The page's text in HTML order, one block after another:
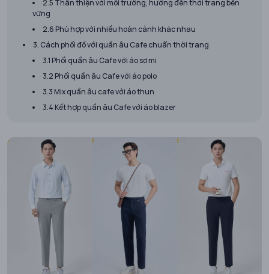
2.5 Thân thiện với môi trường, hướng đến thời trang bền
vững
2.6 Phù hợp với nhiều hoàn cảnh khác nhau
3. Cách phối đồ với quần âu Cafe chuẩn thời trang
3.1 Phối quần âu Cafe với áo sơ mi
3.2 Phối quần âu Cafe với áo polo
3.3 Mix quần âu cafe với áo thun
3.4 Kết hợp quần âu Cafe với áo blazer